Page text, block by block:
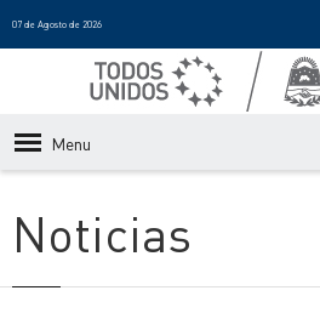
07 de Agosto de 2026
Menu
Noticias